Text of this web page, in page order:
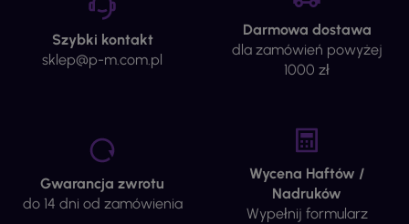
Szybki kontakt
sklep@p-m.com.pl
Darmowa dostawa
dla zamówień powyżej
1000 zł
Gwarancja zwrotu
do 14 dni od zamówienia
Wycena Haftów /
Nadruków
Wypełnij formularz